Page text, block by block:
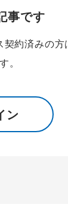
事です
契約済みの方
。
ン